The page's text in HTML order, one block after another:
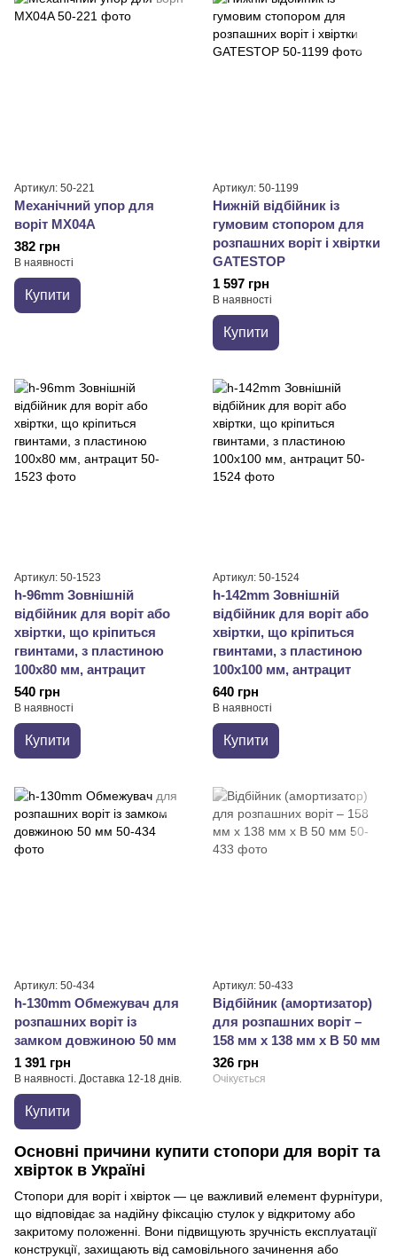
Артикул: 50-221
Механічний упор для
воріт MX04A
382 грн
В наявності
Купити
Артикул: 50-1199
Нижній відбійник із
гумовим стопором для
розпашних воріт і хвіртки
GATESTOP
1 597 грн
В наявності
Купити
Артикул: 50-1523
h-96mm Зовнішній
відбійник для воріт або
хвіртки, що кріпиться
гвинтами, з пластиною
100x80 мм, антрацит
540 грн
В наявності
Купити
Артикул: 50-1524
h-142mm Зовнішній
відбійник для воріт або
хвіртки, що кріпиться
гвинтами, з пластиною
100x100 мм, антрацит
640 грн
В наявності
Купити
Артикул: 50-434
h-130mm Обмежувач для
розпашних воріт із
замком довжиною 50 мм
1 391 грн
В наявності. Доставка 12-18 днів.
Купити
Артикул: 50-433
Відбійник (амортизатор)
для розпашних воріт –
158 мм x 138 мм x В 50 мм
326 грн
Очікується
Основні причини купити стопори для воріт та
хвірток в Україні
Стопори для воріт і хвірток — це важливий елемент фурнітури,
що відповідає за надійну фіксацію стулок у відкритому або
закритому положенні. Вони підвищують зручність експлуатації
конструкції, захищають від самовільного зачинення або